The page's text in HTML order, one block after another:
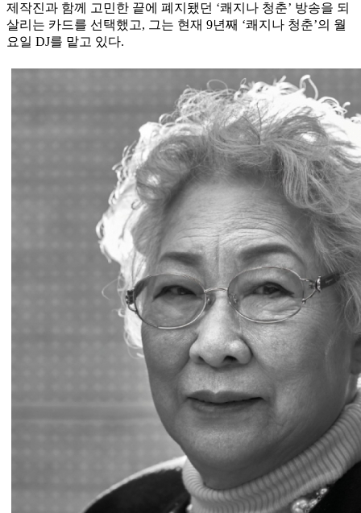
제작진과 함께 고민한 끝에 폐지됐던 ‘쾌지나 청춘’ 방송을 되
살리는 카드를 선택했고, 그는 현재 9년째 ‘쾌지나 청춘’의 월
요일 DJ를 맡고 있다.